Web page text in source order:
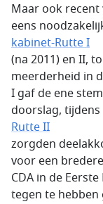
Maar ook
eens
kabinet-Rutte I
(na 2011) en II,
meerderheid in
I gaf de ene
doorslag, tijdens
Rutte II
zorgden
voor een
CDA in de
tegen te hebben